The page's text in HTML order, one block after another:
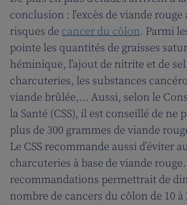
conclusion : l’excès de viande
risques de cancer du côlon. Parmi
pointe les quantités de graisses
héminique, l’ajout de nitrite et de
charcuteries, les substances
viande brûlée,… Aussi, selon le
la Santé (CSS), il est conseillé de ne
plus de 300 grammes de viande
Le CSS recommande aussi d’éviter
charcuteries à base de viande
recommandations permettrait de
nombre de cancers du côlon de 10 à